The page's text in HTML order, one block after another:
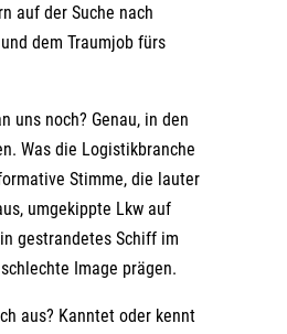
auf der Suche nach
dem Traumjob fürs
uns noch? Genau, in den
Was die Logistikbranche
Stimme, die lauter
umgekippte Lkw auf
gestrandetes Schiff im
Image prägen.
aus? Kanntet oder kennt